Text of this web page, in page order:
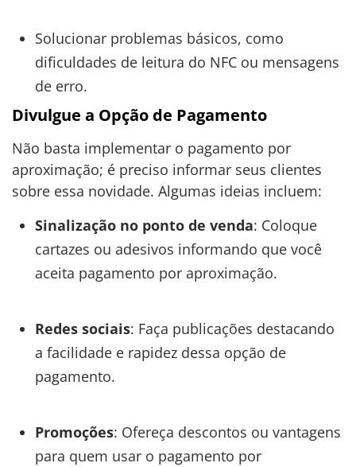
Solucionar problemas básicos, como
dificuldades de leitura do NFC ou mensagens
de erro.
Divulgue a Opção de Pagamento
Não basta implementar o pagamento por
aproximação; é preciso informar seus clientes
sobre essa novidade. Algumas ideias incluem:
Sinalização no ponto de venda: Coloque
cartazes ou adesivos informando que você
aceita pagamento por aproximação.
Redes sociais: Faça publicações destacando
a facilidade e rapidez dessa opção de
pagamento.
Promoções: Ofereça descontos ou vantagens
para quem usar o pagamento por